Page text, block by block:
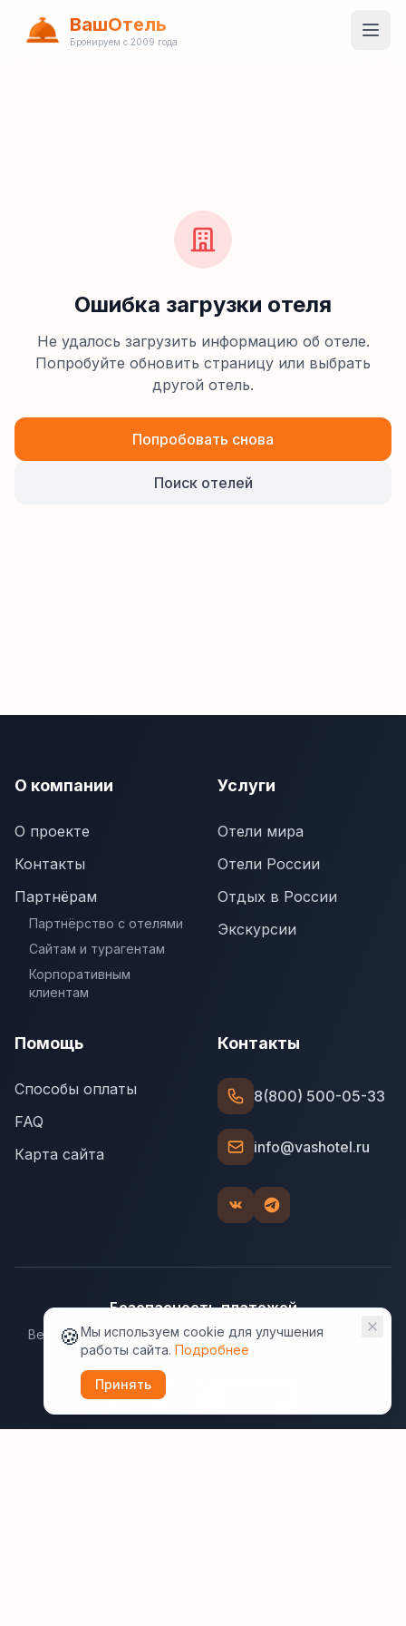
ВашОтель
Бронируем с 2009 года
Ошибка загрузки отеля
Не удалось загрузить информацию об отеле.
Попробуйте обновить страницу или выбрать
другой отель.
Попробовать снова
Поиск отелей
О компании
О проекте
Контакты
Партнёрам
Партнёрство с отелями
Сайтам и турагентам
Корпоративным
клиентам
Услуги
Отели мира
Отели России
Отдых в России
Экскурсии
Помощь
Способы оплаты
FAQ
Карта сайта
Контакты
8(800) 500-05-33
info@vashotel.ru
Безопасность платежей
Ведущие платёжные системы гарантируют надёжную
защиту данных.
🍪Мы используем cookie для улучшения
работы сайта. Подробнее
Принять